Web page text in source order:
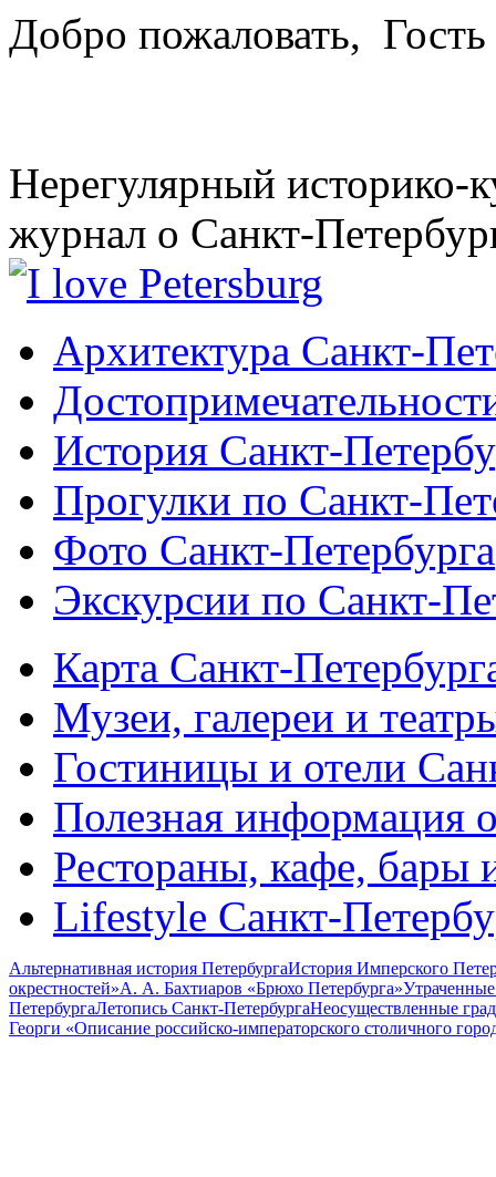
Добро пожаловать, Гость
Нерегулярный историко-
журнал о Санкт-
Архитектура Санкт-
История Санкт-
Прогулки по Санкт-
Фото Санкт-Петербурга
Экскурсии по Санкт-
Карта Санкт-
Музеи, галереи и
Гостиницы и отели
Полезная информация
Рестораны, кафе, бары
Lifestyle Санкт-
Альтернативная история ПетербургаИстория Имперского
окрестностей»А. А. Бахтиаров «Брюхо Петербурга»
ПетербургаЛетопись Санкт-ПетербургаНеосуществленные
Георги «Описание российско-императорского столичного